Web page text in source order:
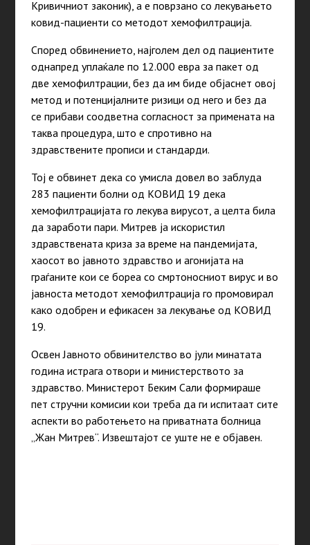
Кривичниот законик), а е поврзано со лекувањето
ковид-пациенти со методот хемофилтрација.
Според обвинението, најголем дел од пациентите
однапред уплаќале по 12.000 евра за пакет од
две хемофилтрации, без да им биде објаснет овoj
метод и потенцијалните ризици од него и без да
се прибави соодветна согласност за примената на
таква процедура, што е спротивно на
здравствените прописи и стандарди.
Тој е обвинет дека со умисла довел во заблуда
283 пациенти болни од КОВИД 19 дека
хемофилтрацијата го лекува вирусот, а целта била
да заработи пари. Митрев ја искористил
здравствената криза за време на пандемијата,
хаосот во јавното здравство и агонијата на
граѓаните кои се бореа со смртоносниот вирус и во
јавноста методот хемофилтрација го промовирал
како одобрен и ефикасен за лекување од КОВИД
19.
Освен Јавното обвинителство во јули минатата
година истрага отвори и министерството за
здравство. Министерот Беким Сали формираше
пет стручни комисии кои треба да ги испитаат сите
аспекти во работењето на приватната болница
„Жан Митрев“. Извештајот се уште не е објавен.